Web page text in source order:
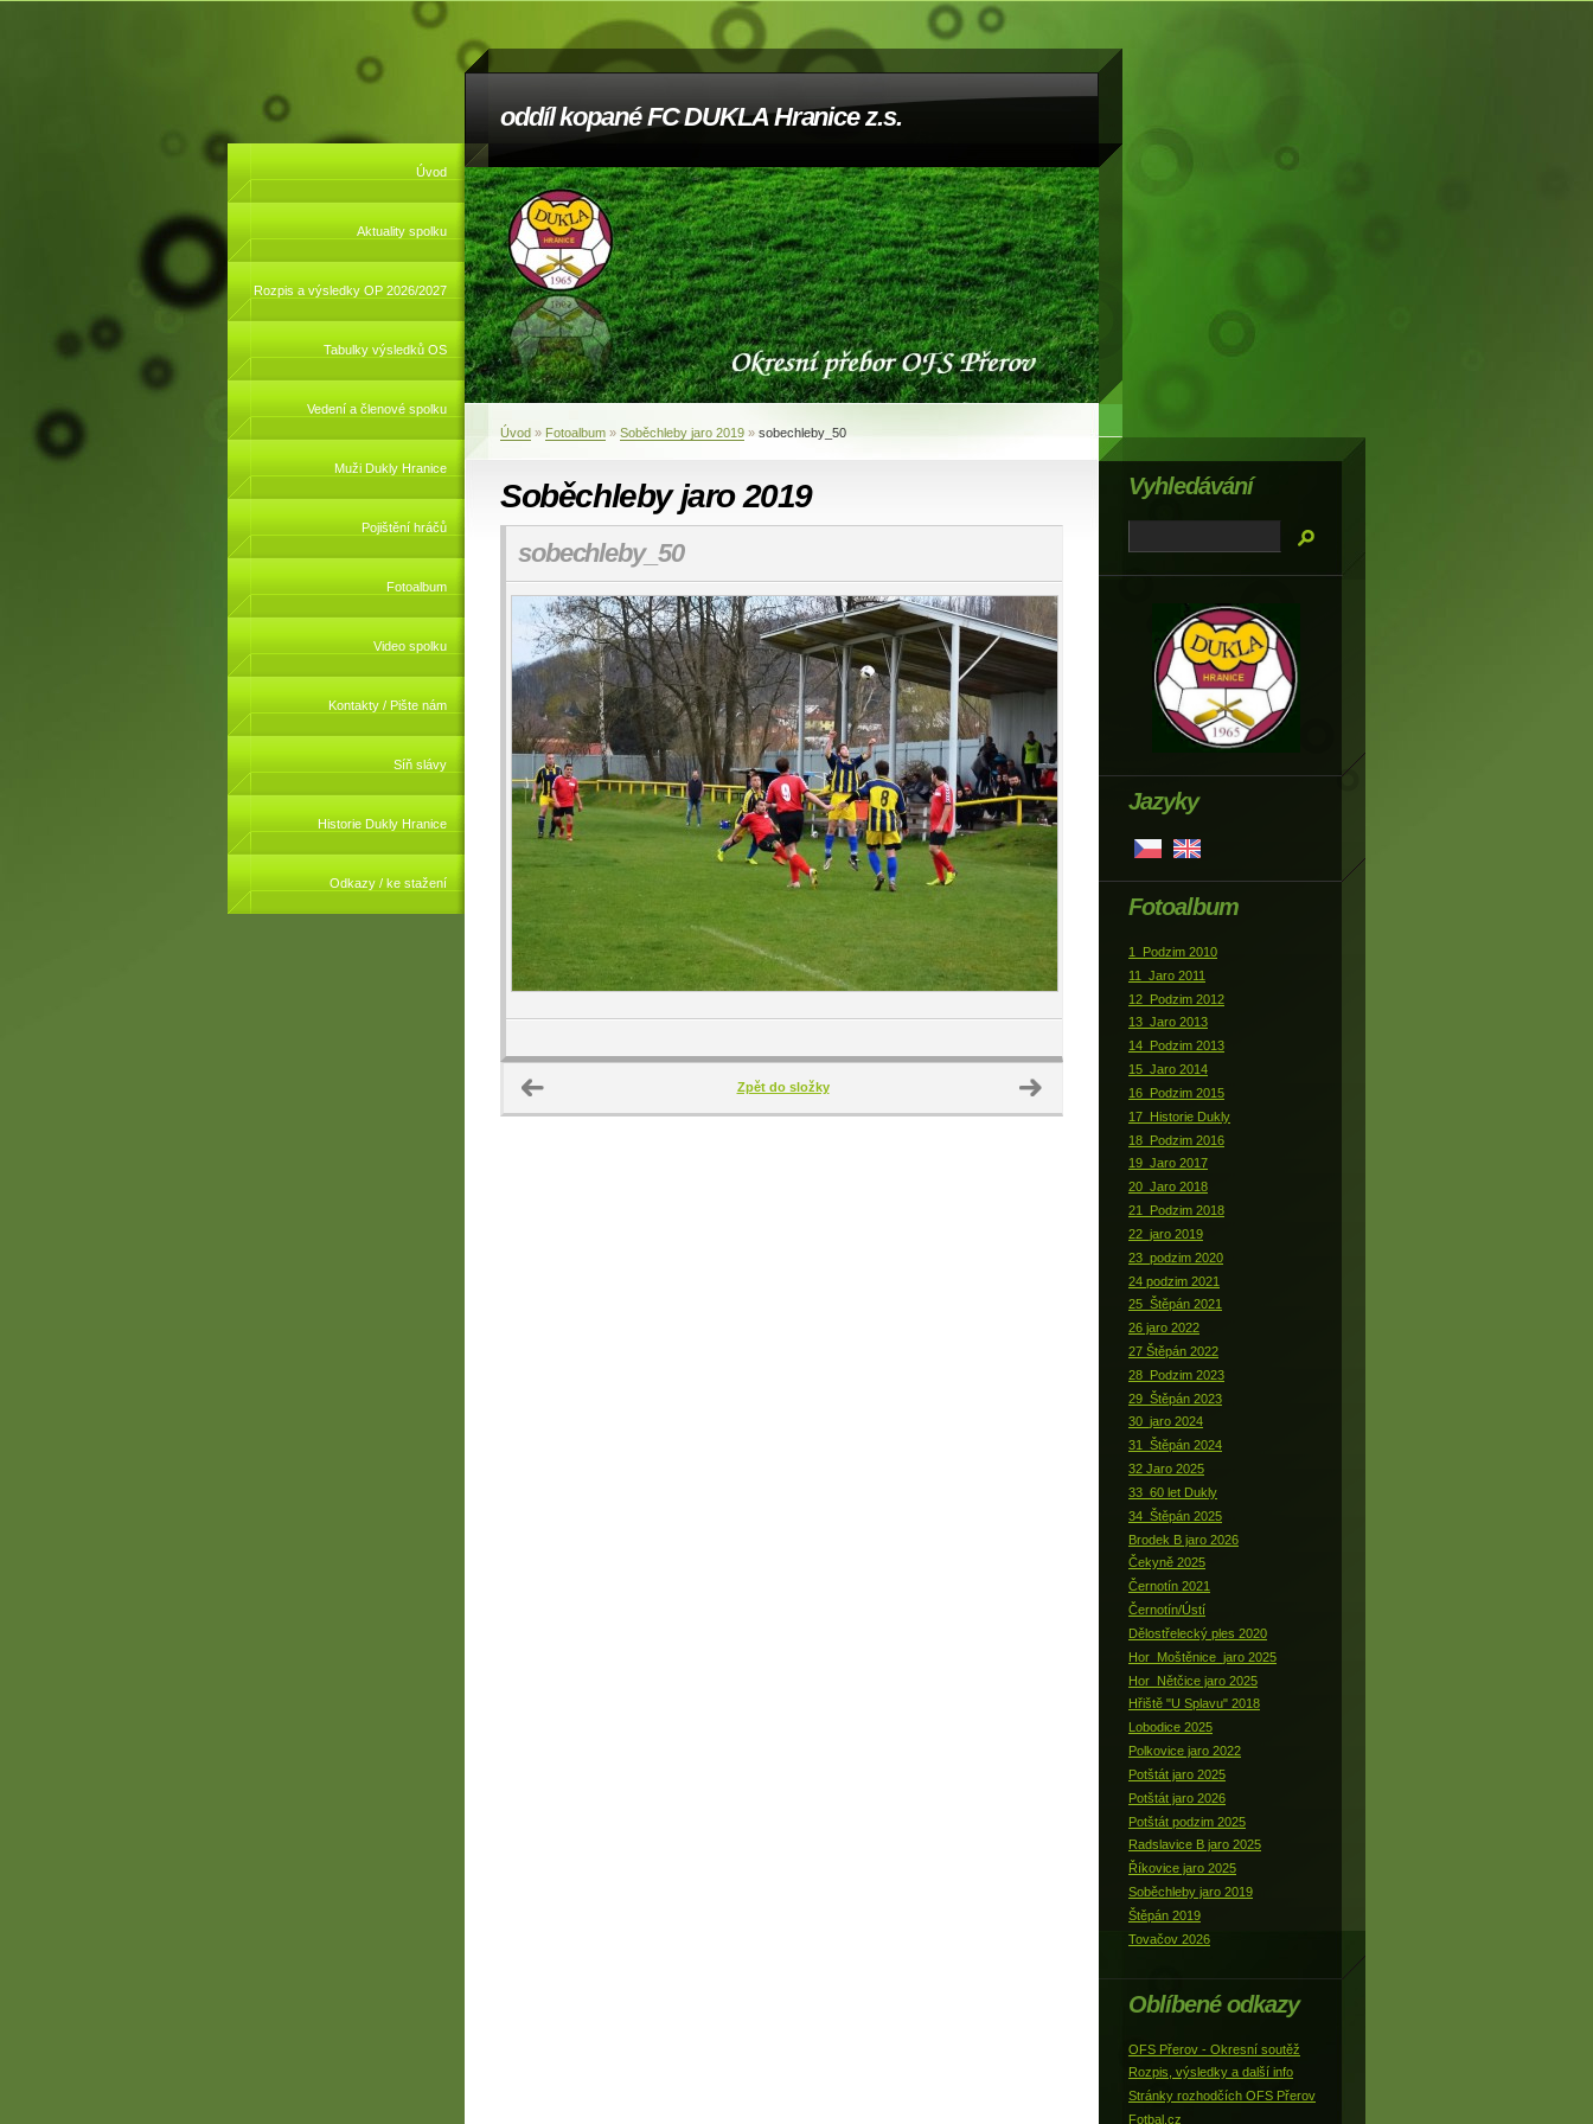
oddíl kopané FC DUKLA Hranice z.s.
Úvod
Aktuality spolku
Rozpis a výsledky OP 2026/2027
Tabulky výsledků OS
Vedení a členové spolku
Muži Dukly Hranice
Pojištění hráčů
Fotoalbum
Video spolku
Kontakty / Pište nám
Síň slávy
Historie Dukly Hranice
Odkazy / ke stažení
Úvod » Fotoalbum » Soběchleby jaro 2019 » sobechleby_50
Soběchleby jaro 2019
sobechleby_50
Zpět do složky
Jazyky
Fotoalbum
1_Podzim 2010
11_Jaro 2011
12_Podzim 2012
13_Jaro 2013
14_Podzim 2013
15_Jaro 2014
16_Podzim 2015
17_Historie Dukly
18_Podzim 2016
19_Jaro 2017
20_Jaro 2018
21_Podzim 2018
22_jaro 2019
23_podzim 2020
24 podzim 2021
25_Štěpán 2021
26 jaro 2022
27 Štěpán 2022
28_Podzim 2023
29_Štěpán 2023
30_jaro 2024
31_Štěpán 2024
32 Jaro 2025
33_60 let Dukly
34_Štěpán 2025
Brodek B jaro 2026
Čekyně 2025
Černotín 2021
Černotín/Ústí
Dělostřelecký ples 2020
Hor_Moštěnice_jaro 2025
Hor_Nětčice jaro 2025
Hřiště "U Splavu" 2018
Lobodice 2025
Polkovice jaro 2022
Potštát jaro 2025
Potštát jaro 2026
Potštát podzim 2025
Radslavice B jaro 2025
Říkovice jaro 2025
Soběchleby jaro 2019
Štěpán 2019
Tovačov 2026
Oblíbené odkazy
OFS Přerov - Okresní soutěž
Rozpis, výsledky a další info
Stránky rozhodčích OFS Přerov
Fotbal.cz
Vyhledávání